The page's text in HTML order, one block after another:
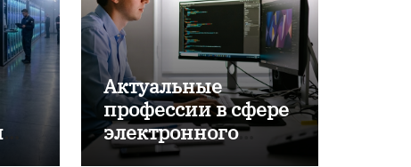
Актуальные
профессии в сфере
электронного
обучения